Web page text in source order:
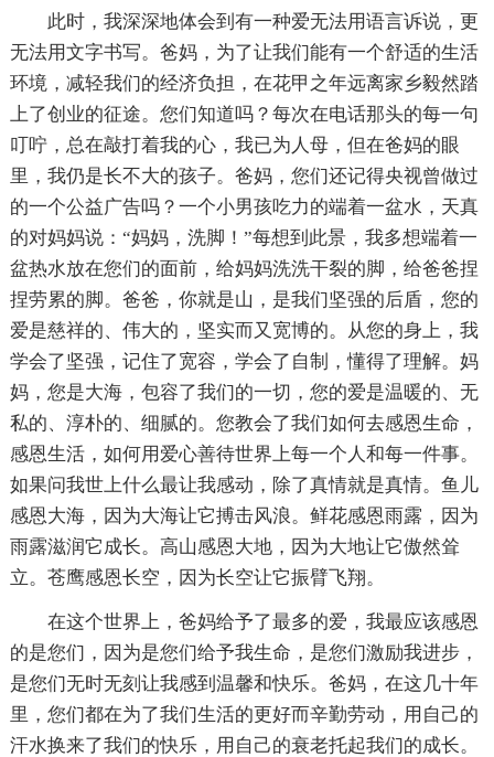
此时，我深深地体会到有一种爱无法用语言诉说，更
无法用文字书写。爸妈，为了让我们能有一个舒适的生活
环境，减轻我们的经济负担，在花甲之年远离家乡毅然踏
上了创业的征途。您们知道吗？每次在电话那头的每一句
叮咛，总在敲打着我的心，我已为人母，但在爸妈的眼
里，我仍是长不大的孩子。爸妈，您们还记得央视曾做过
的一个公益广告吗？一个小男孩吃力的端着一盆水，天真
的对妈妈说：“妈妈，洗脚！”每想到此景，我多想端着一
盆热水放在您们的面前，给妈妈洗洗干裂的脚，给爸爸捏
捏劳累的脚。爸爸，你就是山，是我们坚强的后盾，您的
爱是慈祥的、伟大的，坚实而又宽博的。从您的身上，我
学会了坚强，记住了宽容，学会了自制，懂得了理解。妈
妈，您是大海，包容了我们的一切，您的爱是温暖的、无
私的、淳朴的、细腻的。您教会了我们如何去感恩生命，
感恩生活，如何用爱心善待世界上每一个人和每一件事。
如果问我世上什么最让我感动，除了真情就是真情。鱼儿
感恩大海，因为大海让它搏击风浪。鲜花感恩雨露，因为
雨露滋润它成长。高山感恩大地，因为大地让它傲然耸
立。苍鹰感恩长空，因为长空让它振臂飞翔。
在这个世界上，爸妈给予了最多的爱，我最应该感恩
的是您们，因为是您们给予我生命，是您们激励我进步，
是您们无时无刻让我感到温馨和快乐。爸妈，在这几十年
里，您们都在为了我们生活的更好而辛勤劳动，用自己的
汗水换来了我们的快乐，用自己的衰老托起我们的成长。